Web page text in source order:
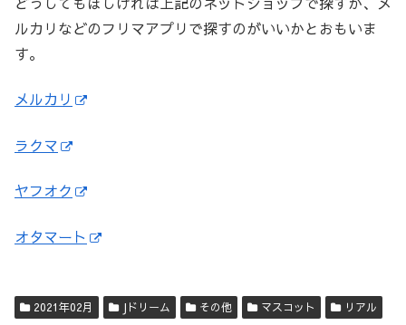
ルカリなどのフリマアプリで探すのがいいかとおもいま
す。
メルカリ
ラクマ
ヤフオク
オタマート
2021年02月 Jドリーム その他 マスコット リアル